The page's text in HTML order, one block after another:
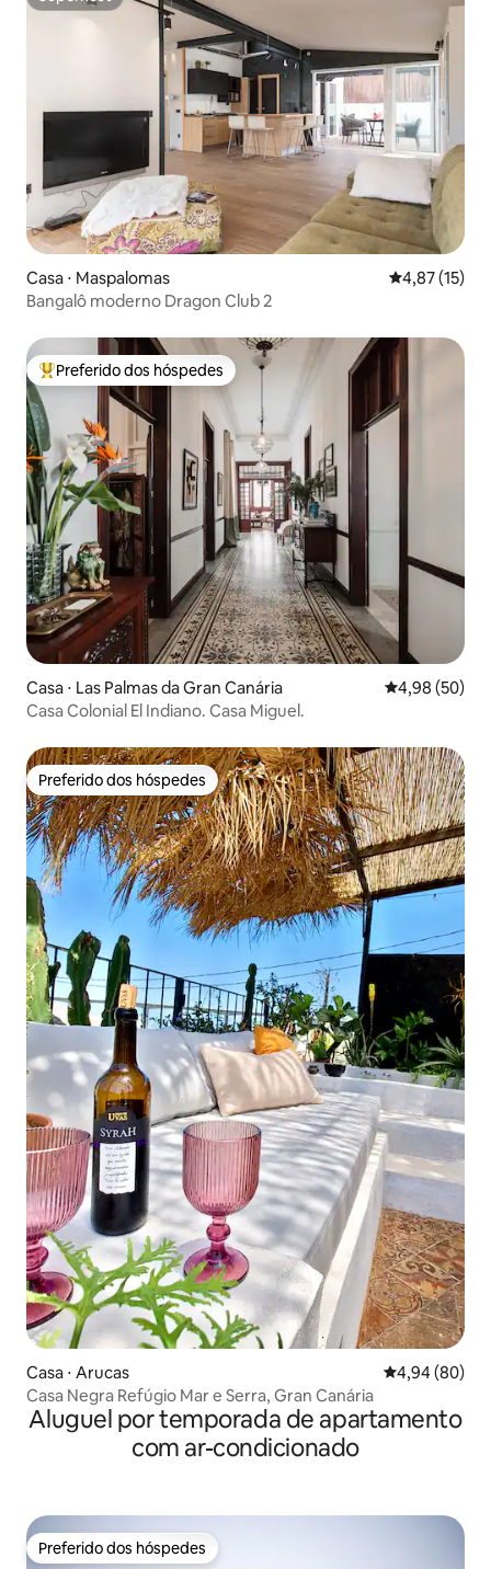
Superhost
Casa ⋅ Maspalomas 4,87 de uma
4,87 (15)
Bangalô moderno Dragon Club 2
Entre os melhores preferidos dos hóspedes
Preferido dos hóspedes
Casa ⋅ Las Palmas da Gran Canária 4,98 de uma
4,98 (50)
Casa Colonial El Indiano. Casa Miguel.
Preferido dos hóspedes
Preferido dos hóspedes
Casa ⋅ Arucas 4,94 de uma
4,94 (80)
Casa Negra Refúgio Mar e Serra, Gran Canária
Aluguel por temporada de apartamento
com ar-condicionado
Preferido dos hóspedes
Preferido dos hóspedes